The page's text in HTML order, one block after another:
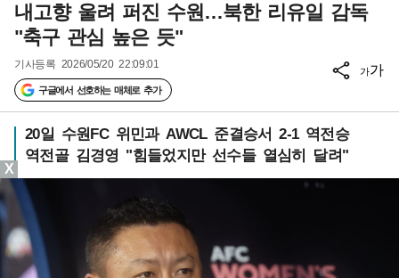
내고향 울려 퍼진 수원…북한 리유일 감독
"축구 관심 높은 듯"
기사등록 2026/05/20 22:09:01
구글에서 선호하는 매체로 추가
가가
20일 수원FC 위민과 AWCL 준결승서 2-1 역전승
역전골 김경영 "힘들었지만 선수들 열심히 달려"
X